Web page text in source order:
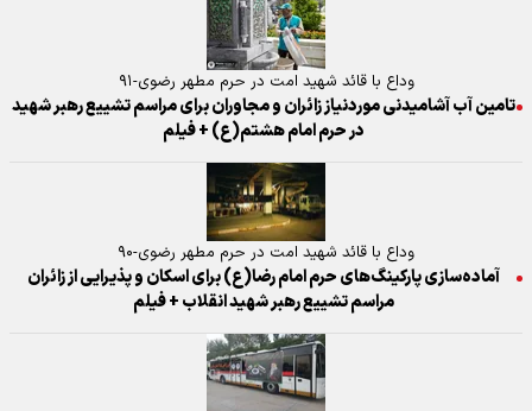
وداع با قائد شهید امت در حرم مطهر رضوی-۹۱
تامین آب آشامیدنی موردنیاز زائران و مجاوران برای مراسم تشییع رهبر شهید
در حرم امام هشتم(ع) + فیلم
وداع با قائد شهید امت در حرم مطهر رضوی-۹۰
آماده‌سازی پارکینگ‌های حرم امام رضا(ع) برای اسکان و پذیرایی از زائران
مراسم تشییع رهبر شهید انقلاب + فیلم